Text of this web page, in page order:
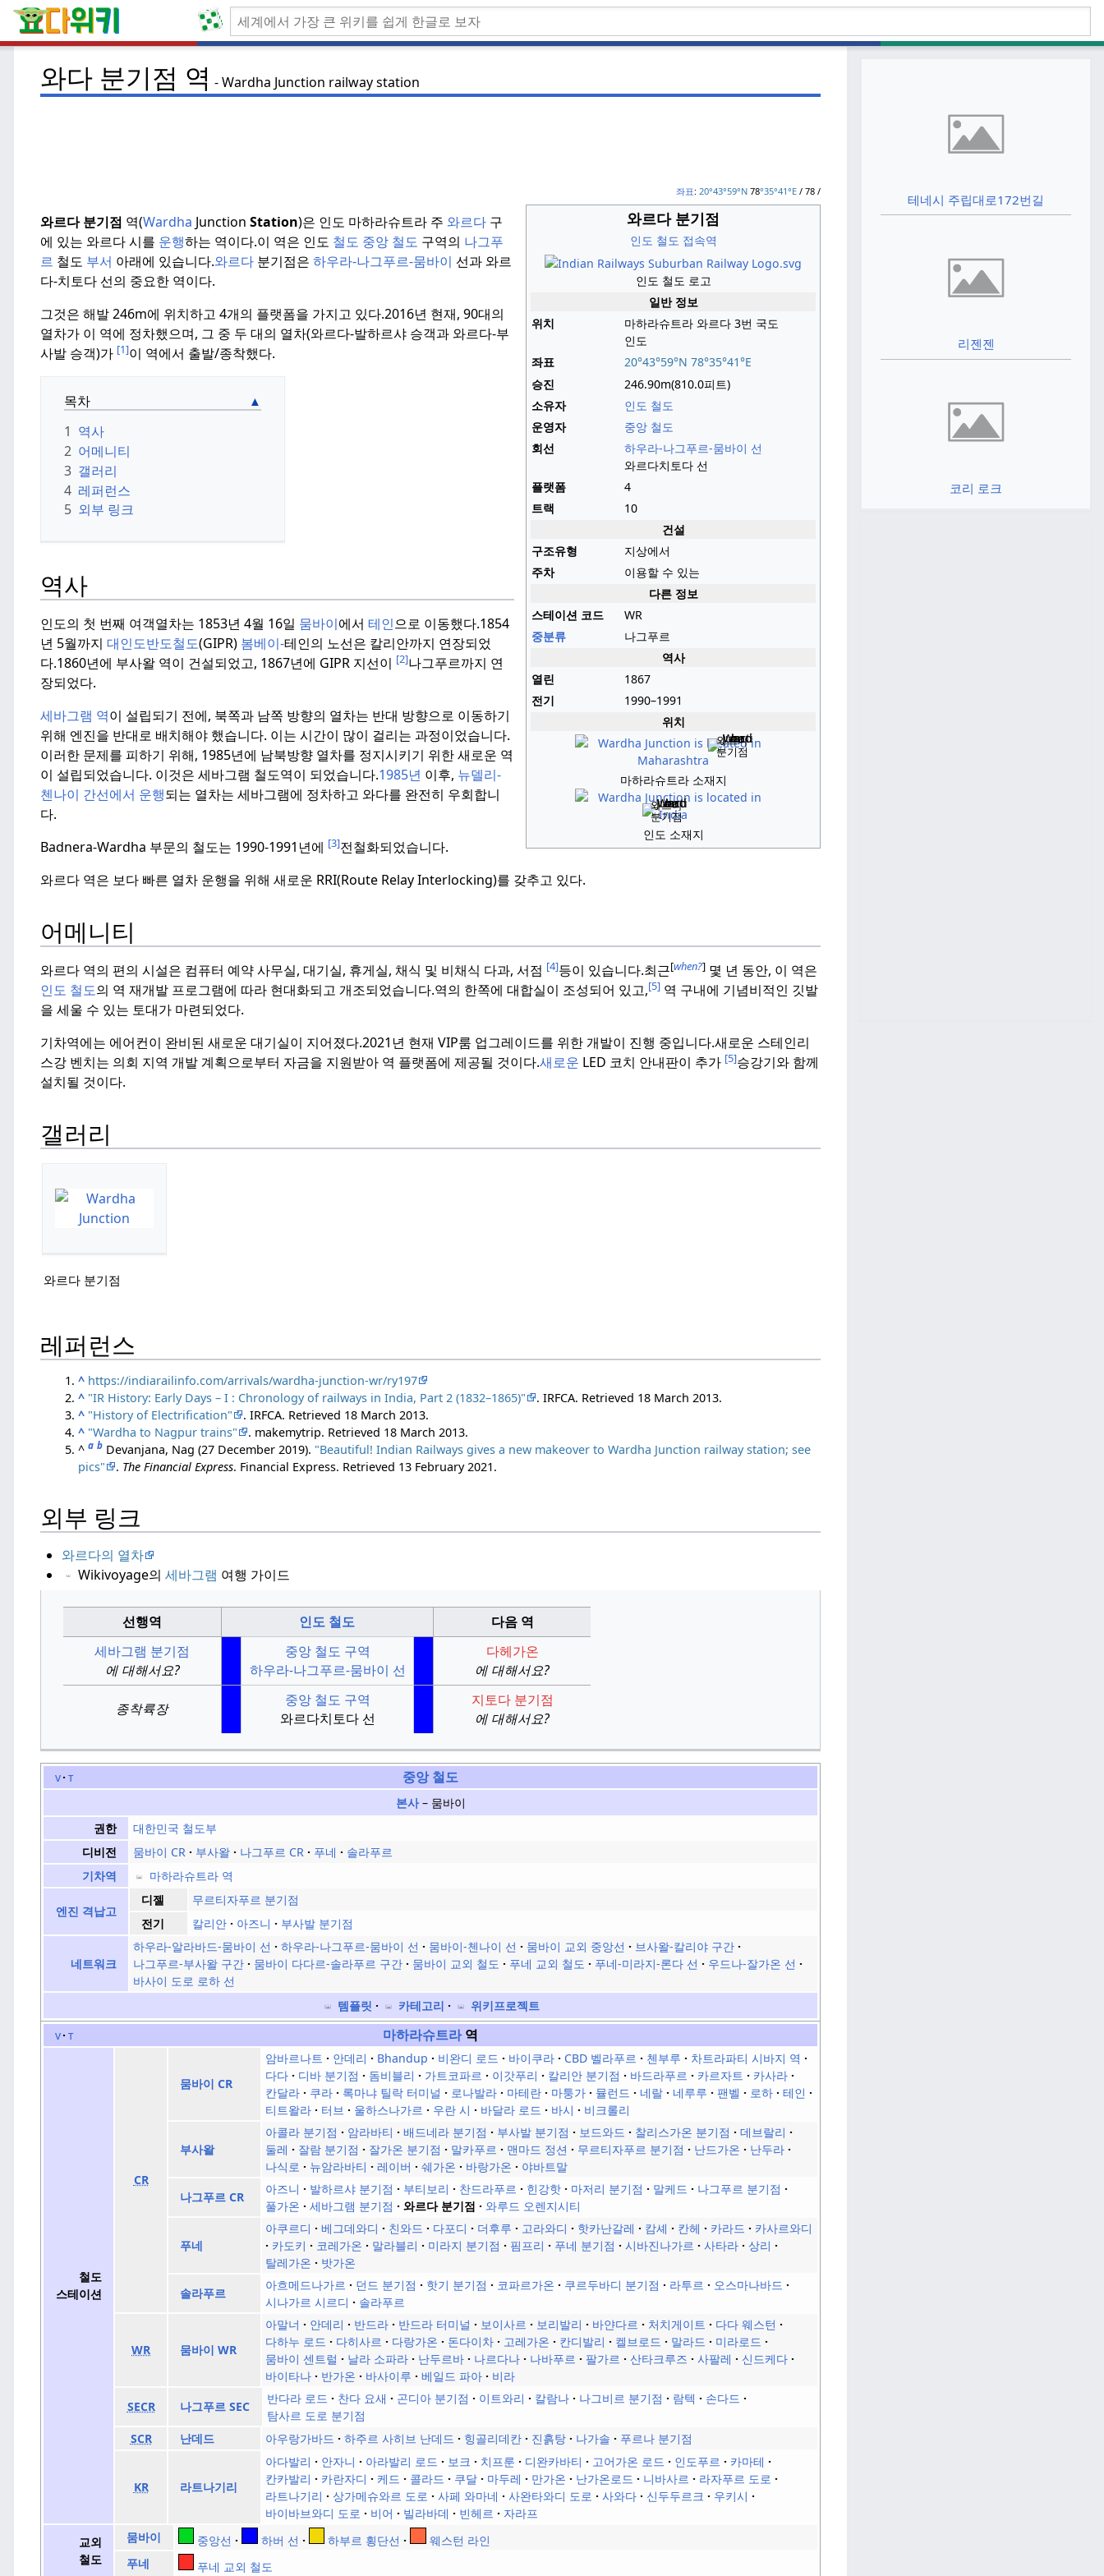
와다 분기점 역 Wardha Junction railway station
와르다 분기점
인도 철도 접속역
인도 철도 로고
일반 정보
위치
마하라슈트라 와르다 3번 국도
인도
좌표
20°43°59°N 78°35°41°E
좌표: 20°43°59°N 78°35°41°E / 78 /
승진
246.90m(810.0피트)
소유자
인도 철도
운영자
중앙 철도
회선
하우라-나그푸르-뭄바이 선
와르다치토다 선
플랫폼
4
트랙
10
건설
구조유형
지상에서
주차
이용할 수 있는
다른 정보
스테이션 코드
WR
중분류
나그푸르
역사
열린
1867
전기
1990–1991
위치
와르다
분기점
마하라슈트라 소재지
와르다
분기점
인도 소재지
와르다 분기점 역(Wardha Junction Station)은 인도 마하라슈트라 주 와르다 구
에 있는 와르다 시를 운행하는 역이다.이 역은 인도 철도 중앙 철도 구역의 나그푸
르 철도 부서 아래에 있습니다.와르다 분기점은 하우라-나그푸르-뭄바이 선과 와르
다-치토다 선의 중요한 역이다.
그것은 해발 246m에 위치하고 4개의 플랫폼을 가지고 있다.2016년 현재, 90대의
열차가 이 역에 정차했으며, 그 중 두 대의 열차(와르다-발하르샤 승객과 와르다-부
사발 승객)가 [1]이 역에서 출발/종착했다.
목차
1 역사
2 어메니티
3 갤러리
4 레퍼런스
5 외부 링크
역사
인도의 첫 번째 여객열차는 1853년 4월 16일 뭄바이에서 테인으로 이동했다.1854
년 5월까지 대인도반도철도(GIPR) 봄베이-테인의 노선은 칼리안까지 연장되었
다.1860년에 부사왈 역이 건설되었고, 1867년에 GIPR 지선이 [2]나그푸르까지 연
장되었다.
세바그램 역이 설립되기 전에, 북쪽과 남쪽 방향의 열차는 반대 방향으로 이동하기
위해 엔진을 반대로 배치해야 했습니다. 이는 시간이 많이 걸리는 과정이었습니다.
이러한 문제를 피하기 위해, 1985년에 남북방향 열차를 정지시키기 위한 새로운 역
이 설립되었습니다. 이것은 세바그램 철도역이 되었습니다.1985년 이후, 뉴델리-
첸나이 간선에서 운행되는 열차는 세바그램에 정차하고 와다를 완전히 우회합니
다.
Badnera-Wardha 부문의 철도는 1990-1991년에 [3]전철화되었습니다.
와르다 역은 보다 빠른 열차 운행을 위해 새로운 RRI(Route Relay Interlocking)를 갖추고 있다.
어메니티
와르다 역의 편의 시설은 컴퓨터 예약 사무실, 대기실, 휴게실, 채식 및 비채식 다과, 서점 [4]등이 있습니다.최근[when?] 몇 년 동안, 이 역은
인도 철도의 역 재개발 프로그램에 따라 현대화되고 개조되었습니다.역의 한쪽에 대합실이 조성되어 있고,[5] 역 구내에 기념비적인 깃발
을 세울 수 있는 토대가 마련되었다.
기차역에는 에어컨이 완비된 새로운 대기실이 지어졌다.2021년 현재 VIP룸 업그레이드를 위한 개발이 진행 중입니다.새로운 스테인리
스강 벤치는 의회 지역 개발 계획으로부터 자금을 지원받아 역 플랫폼에 제공될 것이다.새로운 LED 코치 안내판이 추가 [5]승강기와 함께
설치될 것이다.
갤러리
와르다 분기점
레퍼런스
^ https://indiarailinfo.com/arrivals/wardha-junction-wr/ry197
^ "IR History: Early Days – I : Chronology of railways in India, Part 2 (1832–1865)" . IRFCA. Retrieved 18 March 2013.
^ "History of Electrification" . IRFCA. Retrieved 18 March 2013.
^ "Wardha to Nagpur trains" . makemytrip. Retrieved 18 March 2013.
^a b Devanjana, Nag (27 December 2019). "Beautiful! Indian Railways gives a new makeover to Wardha Junction railway station; see
pics"
. The Financial Express. Financial Express. Retrieved 13 February2021.
외부 링크
와르다의 열차
Wikivoyage의 세바그램 여행 가이드
선행역 인도 철도
다음 역
세바그램 분기점
에 대해서요?
중앙 철도 구역
하우라-나그푸르-뭄바이 선
다헤가온
에 대해서요?
종착륙장
중앙 철도 구역
와르다치토다 선
지토다 분기점
에 대해서요?
v t 중앙 철도
본사– 뭄바이
권한
대한민국 철도부
디비전
뭄바이 CR 부사왈 나그푸르 CR 푸네
솔라푸르
기차역
마하라슈트라 역
엔진 격납고
디젤
무르티자푸르 분기점
전기
칼리안 아즈니 부사발 분기점
네트워크
하우라-알라바드-뭄바이 선 하우라-나그푸르-뭄바이 선 뭄바이-첸나이 선 뭄바이 교외 중앙선
브사왈-칼리야 구간
나그푸르-부사왈 구간
뭄바이 다다르-솔라푸르 구간 뭄바이 교외 철도 푸네 교외 철도 푸네-미라지-론다 선
우드나-잘가온 선
바사이 도로 로하 선
템플릿
카테고리
위키프로젝트
v t 마하라슈트라역
철도
스테이션
CR
뭄바이 CR
암바르나트 안데리 Bhandup 비완디 로드 바이쿠라 CBD 벨라푸르 첸부루
차트라파티 시바지 역
다다
디바 분기점 돔비블리 가트코파르 이갓푸리 칼리안 분기점 바드라푸르 카르자트
카사라
칸달라
쿠라 록마냐 틸락 터미널 로나발라 마테란 마퉁가 뮬런드 네랄 네루루 팬벨 로하
테인
티트왈라
터브 울하스나가르 우란 시 바달라 로드 바시 비크롤리
부사왈
아콜라 분기점 암라바티 배드네라 분기점 부사발 분기점 보드와드 찰리스가온 분기점
데브랄리
둘레
잘람 분기점 잘가온 분기점 말카푸르 맨마드 정션 무르티자푸르 분기점 난드가온
난두라
나식로
뉴암라바티 레이버 쉐가온 바랑가온
야바트말
나그푸르 CR
아즈니 발하르샤 분기점 부티보리 찬드라푸르 힌강핫 마저리 분기점 말케드
나그푸르 분기점
풀가온
세바그램 분기점 와르다 분기점 와루드 오렌지시티
푸네
아쿠르디 베그데와디 친와드 다포디 더후루 고라와디 핫카난갈레 캄셰 칸헤 카라드
카사르와디
카도키
코레가온 말라블리 미라지 분기점 핌프리 푸네 분기점 시바진나가르 사타라
상리
탈레가온
밧가온
솔라푸르
아흐메드나가르 던드 분기점 핫기 분기점 코파르가온 쿠르두바디 분기점 라투르
오스마나바드
시나가르 시르디
솔라푸르
WR 뭄바이 WR
아말너 안데리 반드라 반드라 터미널 보이사르 보리발리 바얀다르 처치게이트
다다 웨스턴
다하누 로드
다히사르 다랑가온 돈다이차 고레가온 칸디발리 켈브로드 말라드
미라로드
뭄바이 센트럴
날라 소파라 난두르바 나르다나 나바푸르 팔가르 산타크루즈 사팔레
신드케다
바이타나
반가온 바사이루 베일드 파아
비라
SECR
나그푸르 SEC
반다라 로드 찬다 요새 곤디아 분기점 이트와리 칼람나 나그비르 분기점 람텍
손다드
탐사르 도로 분기점
SCR
난데드 아우랑가바드 하주르 사히브 난데드 힝골리데칸 진흙탕 나가솔 푸르나 분기점
KR 라트나기리
아다발리 안자니 아라발리 로드 보크 치프룬 디완카바티 고어가온 로드 인도푸르
카마테
칸카발리
카란자디 케드 콜라드 쿠달 마두레 만가온 난가온로드 니바사르
라자푸르 도로
라트나기리
상가메슈와르 도로 사페 와마네 사완타와디 도로 사와다 신두두르크
우키시
바이바브와디 도로
비어 빌라바데 빈헤르
자라프
교외
철도
뭄바이 중앙선 하버 선 하부르 횡단선
웨스턴 라인
푸네
푸네 교외 철도
테네시 주립대로172번길
리젠젠
코리 로크